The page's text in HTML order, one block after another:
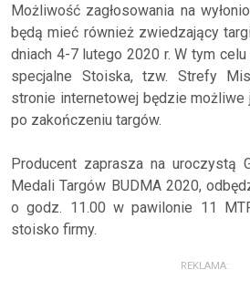
Możliwość zagłosowania na
będą mieć również zwiedzający
dniach 4-7 lutego 2020 r. W tym
specjalne Stoiska, tzw. Strefy
stronie internetowej będzie
po zakończeniu targów.
Producent zaprasza na uroczystą
Medali Targów BUDMA 2020,
o godz. 11.00 w pawilonie 11
stoisko firmy.
REKLAMA: